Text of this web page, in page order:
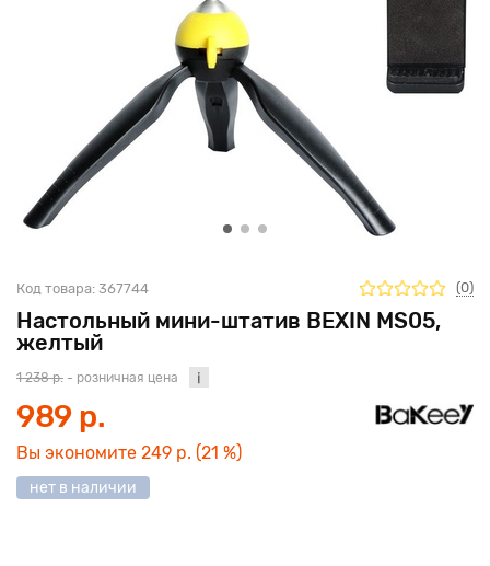
Настольный мини-штатив BEXIN MS05,
желтый
Код товара: 367744 (0)
1 238 р. - розничная цена
989 р.
Вы экономите 249 р. (21 %)
нет в наличии